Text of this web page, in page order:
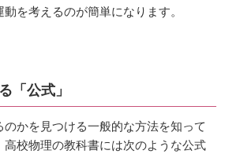
を考えるのが簡単になります。
「公式」
かを見つける一般的な方法を知って
高校物理の教科書には次のような公式